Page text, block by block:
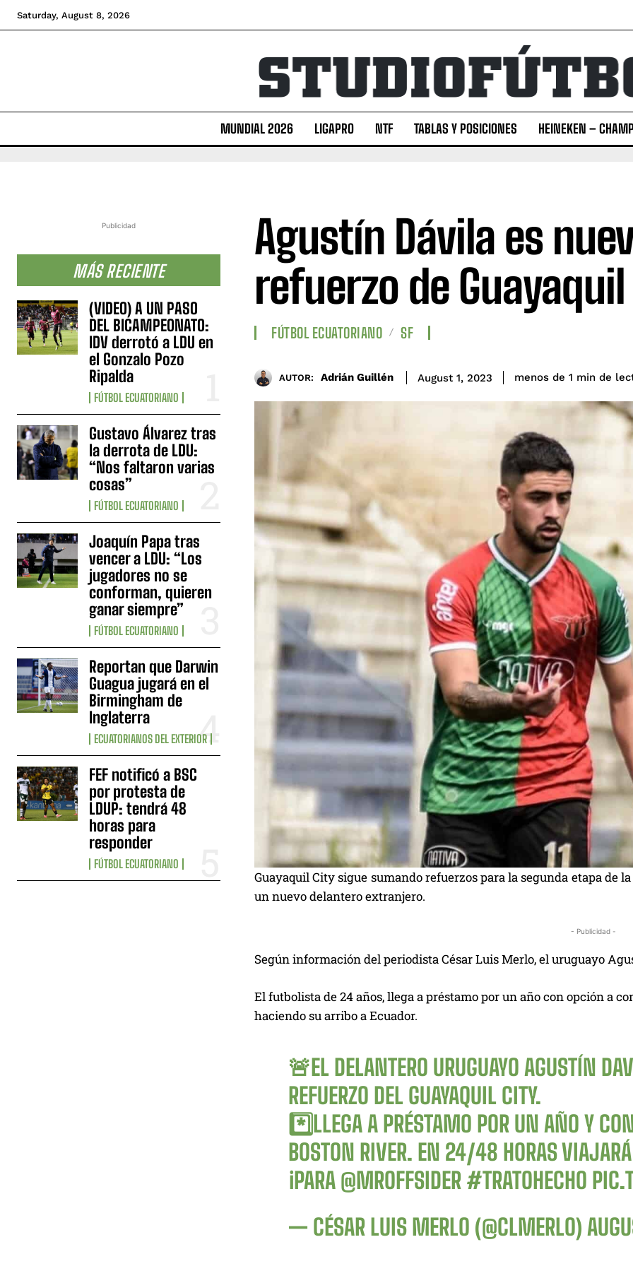
Saturday, August 8, 2026
MUNDIAL 2026 LIGAPRO NTF TABLAS Y POSICIONES HEINEKEN –
Publicidad
MÁS RECIENTE
(VIDEO) A UN PASO
DEL BICAMPEONATO:
IDV derrotó a LDU en
el Gonzalo Pozo
Ripalda
FÚTBOL ECUATORIANO
Gustavo Álvarez tras
la derrota de LDU:
“Nos faltaron varias
cosas”
FÚTBOL ECUATORIANO
Joaquín Papa tras
vencer a LDU: “Los
jugadores no se
conforman, quieren
ganar siempre”
FÚTBOL ECUATORIANO
Reportan que Darwin
Guagua jugará en el
Birmingham de
Inglaterra
ECUATORIANOS DEL EXTERIOR
FEF notificó a BSC
por protesta de
LDUP: tendrá 48
horas para
responder
FÚTBOL ECUATORIANO
Agustín Dávila es
refuerzo de
FÚTBOL ECUATORIANO SF
AUTOR: Adrián Guillén August 1, 2023 menos de 1 min de
Guayaquil City sigue sumando refuerzos para la segunda etapa de
un nuevo delantero extranjero.
- Publicidad -
Según información del periodista César Luis Merlo, el uruguayo
El futbolista de 24 años, llega a préstamo por un año con opción a
haciendo su arribo a Ecuador.
🚨EL DELANTERO URUGUAYO AGUSTÍN
REFUERZO DEL GUAYAQUIL CITY.
*️⃣LLEGA A PRÉSTAMO POR UN AÑO Y
BOSTON RIVER. EN 24/48 HORAS
ℹ️PARA @MROFFSIDER #TRATOHECHO
— CÉSAR LUIS MERLO (@CLMERLO)